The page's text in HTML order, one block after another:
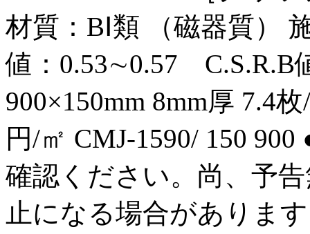
材質：BⅠ類 （磁器質
値：0.53∼0.57 C.S.R.B
900×150mm 8mm厚 7.4
円/㎡ CMJ-1590/ 150
確認ください。尚、予
止になる場合がありま